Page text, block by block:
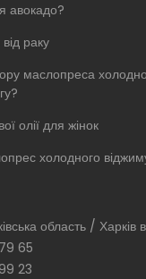
авокадо?
раку
маслопреса
олії для жінок
холодного
область / Харків
65
23